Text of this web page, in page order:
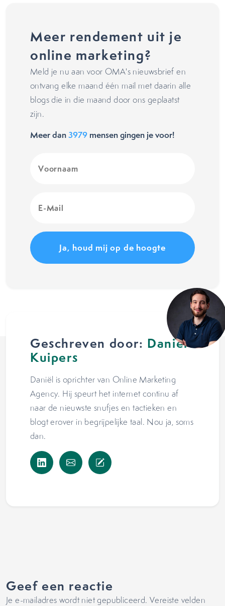
Meer rendement uit je
online marketing?
Meld je nu aan voor OMA's nieuwsbrief en
ontvang elke maand één mail met daarin alle
blogs die in die maand door ons geplaatst
zijn.
Meer dan3979 mensen gingen je voor!
(Vereist)
Mail
Geschreven door: Daniël
Kuipers
Daniël is oprichter van Online Marketing
Agency. Hij speurt het internet continu af
naar de nieuwste snufjes en tactieken en
blogt erover in begrijpelijke taal. Nou ja, soms
dan.
Geef een reactie
Je e-mailadres wordt niet gepubliceerd. Vereiste velden